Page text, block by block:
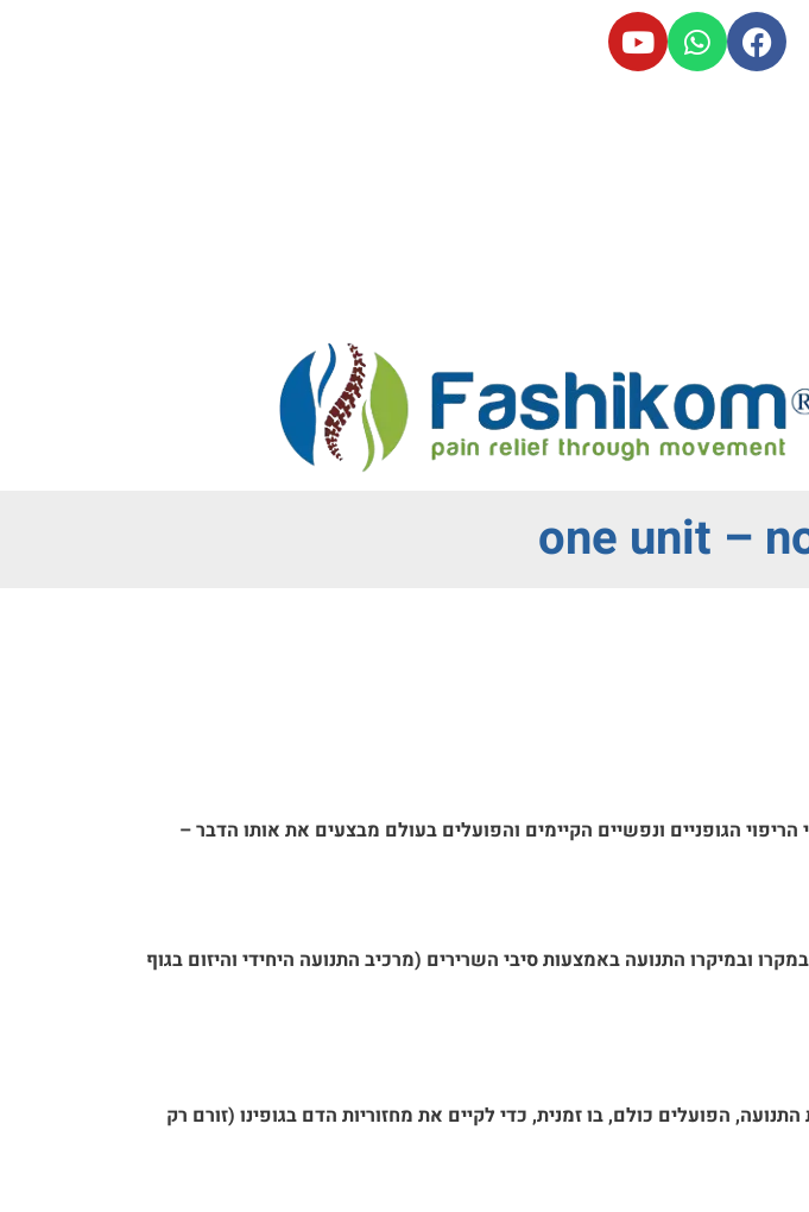
one unit –
הגופניים ונפשיים הקיימים והפועלים בעולם מבצעים את אותו הדבר –
ובמיקרו התנועה באמצעות סיבי השרירים (מרכיב התנועה היחידי והיזום בגוף
הפועלים כולם, בו זמנית, כדי לקיים את מחזוריות הדם בגופינו (זורם רק